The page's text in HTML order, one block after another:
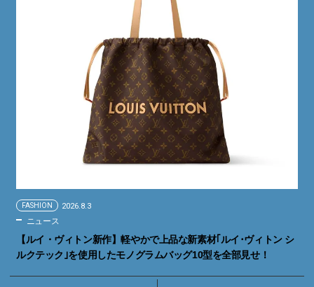
FASHION 2026.8.3
ニュース
【ルイ・ヴィトン新作】軽やかで上品な新素材｢ルイ･ヴィトン シ
ルクテック｣を使用したモノグラムバッグ10型を全部見せ！